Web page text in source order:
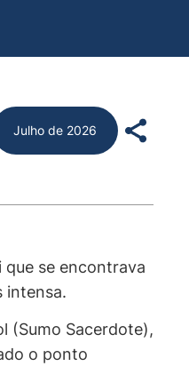
Julho de 2026
que se encontrava
intensa.
(Sumo Sacerdote),
o ponto